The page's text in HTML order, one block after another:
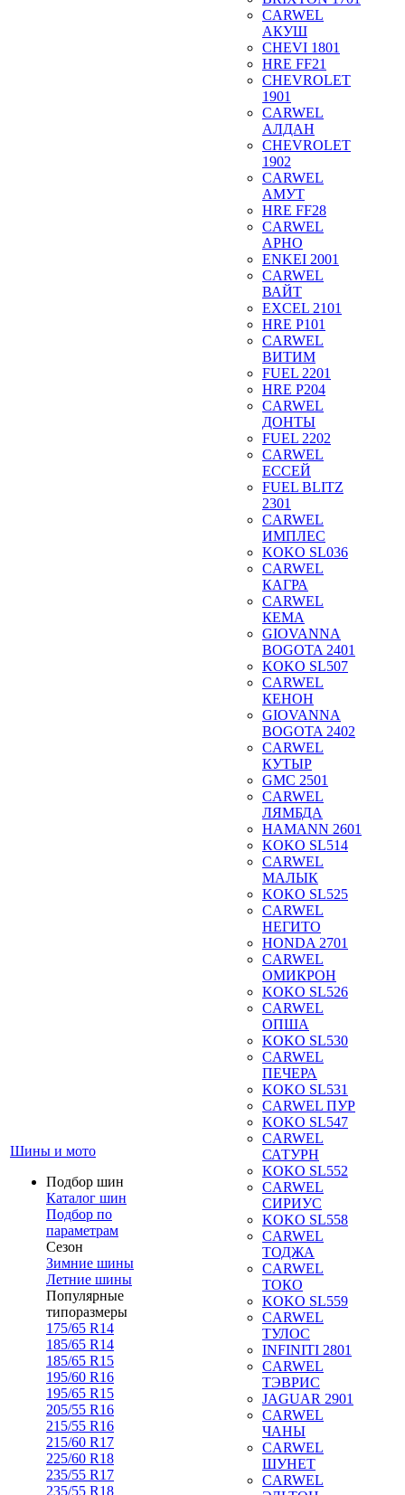
Шины и мото
Подбор шин
Каталог шин
Подбор по
параметрам
Сезон
Зимние шины
Летние шины
Популярные
типоразмеры
175/65 R14
185/65 R14
185/65 R15
195/60 R16
195/65 R15
205/55 R16
215/55 R16
215/60 R17
225/60 R18
235/55 R17
235/55 R18
CARWEL
АКУШ
CHEVI 1801
HRE FF21
CHEVROLET
1901
CARWEL
АЛДАН
CHEVROLET
1902
CARWEL
АМУТ
HRE FF28
CARWEL
АРНО
ENKEI 2001
CARWEL
ВАЙТ
EXCEL 2101
HRE P101
CARWEL
ВИТИМ
FUEL 2201
HRE P204
CARWEL
ДОНТЫ
FUEL 2202
CARWEL
ЕССЕЙ
FUEL BLITZ
2301
CARWEL
ИМПЛЕС
KOKO SL036
CARWEL
КАГРА
CARWEL
КЕМА
GIOVANNA
BOGOTA 2401
KOKO SL507
CARWEL
КЕНОН
GIOVANNA
BOGOTA 2402
CARWEL
КУТЫР
GMC 2501
CARWEL
ЛЯМБДА
HAMANN 2601
KOKO SL514
CARWEL
МАЛЫК
KOKO SL525
CARWEL
НЕГИТО
HONDA 2701
CARWEL
ОМИКРОН
KOKO SL526
CARWEL
ОПША
KOKO SL530
CARWEL
ПЕЧЕРА
KOKO SL531
CARWEL ПУР
KOKO SL547
CARWEL
САТУРН
KOKO SL552
CARWEL
СИРИУС
KOKO SL558
CARWEL
ТОДЖА
CARWEL
ТОКО
KOKO SL559
CARWEL
ТУЛОС
INFINITI 2801
CARWEL
ТЭВРИС
JAGUAR 2901
CARWEL
ЧАНЫ
CARWEL
ШУНЕТ
CARWEL